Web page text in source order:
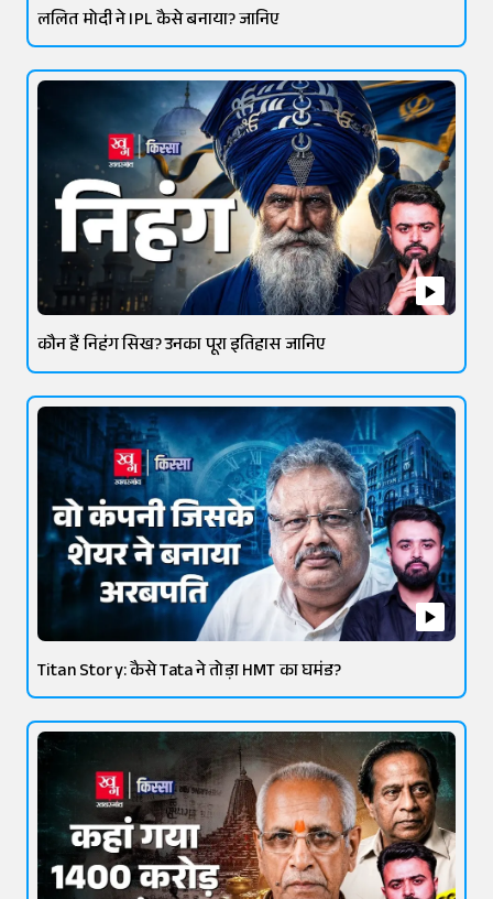
ललित मोदी ने IPL कैसे बनाया? जानिए
कौन हैं निहंग सिख? उनका पूरा इतिहास जानिए
Titan Story: कैसे Tata ने तोड़ा HMT का घमंड?